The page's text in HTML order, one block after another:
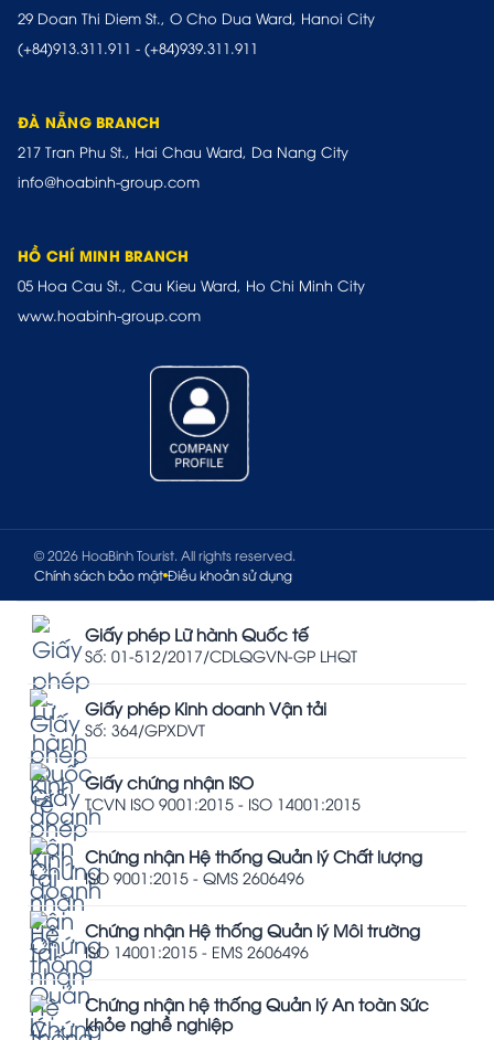
29 Doan Thi Diem St., O Cho Dua Ward, Hanoi City
(+84)913.311.911 - (+84)939.311.911
ĐÀ NẴNG BRANCH
217 Tran Phu St., Hai Chau Ward, Da Nang City
info@hoabinh-group.com
HỒ CHÍ MINH BRANCH
05 Hoa Cau St., Cau Kieu Ward, Ho Chi Minh City
www.hoabinh-group.com
© 2026 HoaBinh Tourist. All rights reserved.
Chính sách bảo mật Điều khoản sử dụng
Giấy phép Lữ hành Quốc tế
Số: 01-512/2017/CDLQGVN-GP LHQT
Giấy phép Kinh doanh Vận tải
Số: 364/GPXDVT
Giấy chứng nhận ISO
TCVN ISO 9001:2015 - ISO 14001:2015
Chứng nhận Hệ thống Quản lý Chất lượng
ISO 9001:2015 - QMS 2606496
Chứng nhận Hệ thống Quản lý Môi trường
ISO 14001:2015 - EMS 2606496
Chứng nhận hệ thống Quản lý An toàn Sức
khỏe nghề nghiệp